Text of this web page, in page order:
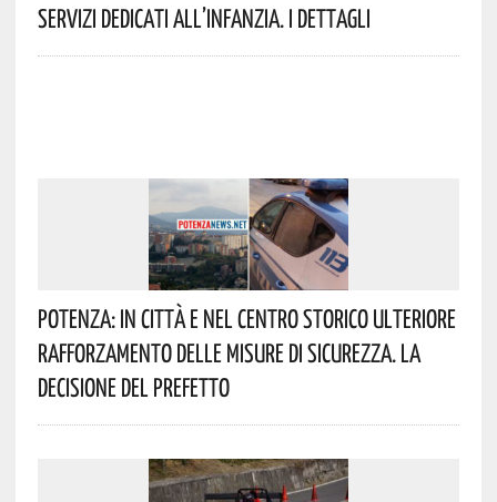
Servizi Dedicati All’infanzia. I Dettagli
Potenza: In Città E Nel Centro Storico Ulteriore
Rafforzamento Delle Misure Di Sicurezza. La
Decisione Del Prefetto